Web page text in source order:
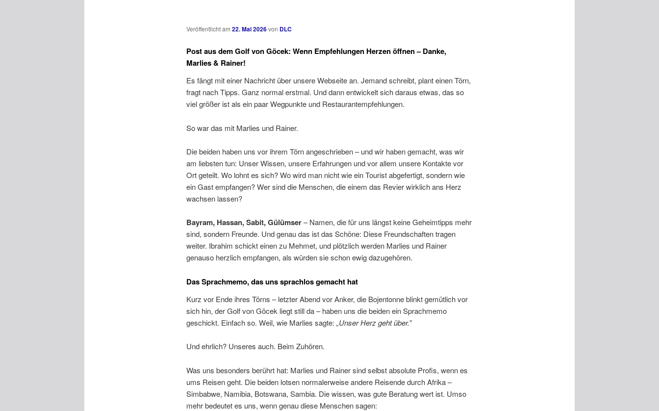
Veröffentlicht am 22. Mai 2026von DLC
Post aus dem Golf von Göcek: Wenn Empfehlungen Herzen öffnen– Danke,
Marlies & Rainer!
Es fängt mit einer Nachricht über unsere Webseite an. Jemand schreibt, plant einen Törn,
fragt nach Tipps. Ganz normal erstmal. Und dann entwickelt sich daraus etwas, das so
viel größer ist als ein paar Wegpunkte und Restaurantempfehlungen.
So war das mit Marlies und Rainer.
Die beiden haben uns vor ihrem Törn angeschrieben – und wir haben gemacht, was wir
am liebsten tun: Unser Wissen, unsere Erfahrungen und vor allem unsere Kontakte vor
Ort geteilt. Wo lohnt es sich? Wo wird man nicht wie ein Tourist abgefertigt, sondern wie
ein Gast empfangen? Wer sind die Menschen, die einem das Revier wirklich ans Herz
wachsen lassen?
Bayram, Hassan, Sabit, Gülümser– Namen, die für uns längst keine Geheimtipps mehr
sind, sondern Freunde. Und genau das ist das Schöne: Diese Freundschaften tragen
weiter. Ibrahim schickt einen zu Mehmet, und plötzlich werden Marlies und Rainer
genauso herzlich empfangen, als würden sie schon ewig dazugehören.
Das Sprachmemo, das uns sprachlos gemacht hat
Kurz vor Ende ihres Törns – letzter Abend vor Anker, die Bojentonne blinkt gemütlich vor
sich hin, der Golf von Göcek liegt still da – haben uns die beiden ein Sprachmemo
geschickt. Einfach so. Weil, wie Marlies sagte: „Unser Herz geht über.”
Und ehrlich? Unseres auch. Beim Zuhören.
Was uns besonders berührt hat: Marlies und Rainer sind selbst absolute Profis, wenn es
ums Reisen geht. Die beiden lotsen normalerweise andere Reisende durch Afrika –
Simbabwe, Namibia, Botswana, Sambia. Die wissen, was gute Beratung wert ist. Umso
mehr bedeutet es uns, wenn genau diese Menschen sagen: